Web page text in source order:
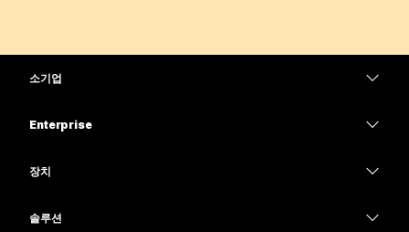
소기업
Enterprise
장치
솔루션